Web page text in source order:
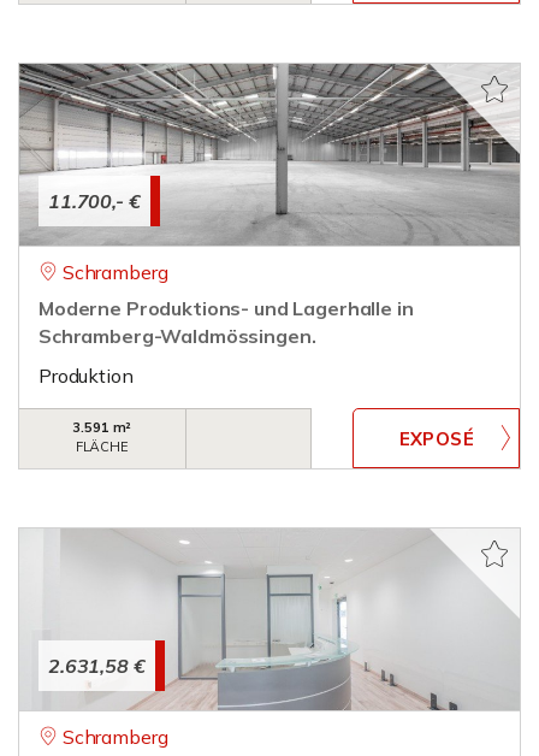
11.700,- €
Schramberg
Moderne Produktions- und Lagerhalle in
Schramberg-Waldmössingen.
Produktion
3.591 m²
FLÄCHE
2.631,58 €
Schramberg